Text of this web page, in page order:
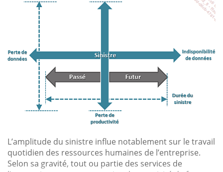
L’amplitude du sinistre influe notablement sur le travail
quotidien des ressources humaines de l’entreprise.
Selon sa gravité, tout ou partie des services de